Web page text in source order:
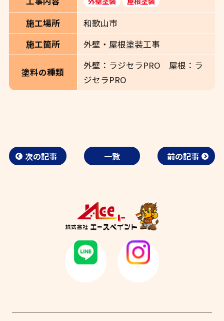
施工場所
和歌山市
施工箇所
外壁・屋根塗装工事
塗料の種類
外壁：ラジセラPRO 屋根：ラ
ジセラPRO
次の記事 一覧 前の記事